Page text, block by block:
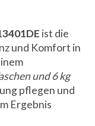
ist die
und Komfort in
und 6 kg
pflegen und
Ergebnis